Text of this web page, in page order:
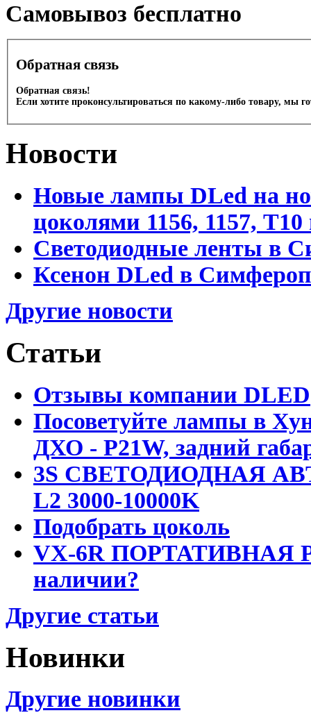
Cамовывоз бесплатно
Обратная связь
Обратная связь!
Если хотите проконсультироваться по какому-либо товару, мы
Новости
Новые лампы DLed на
цоколями 1156, 1157,
Светодиодные ленты в
Ксенон DLed в
Другие новости
Статьи
Отзывы компании DLED
Посоветуйте лампы в
ДХО - P21W, задний
3S СВЕТОДИОДНАЯ
L2 3000-10000K
Подобрать цоколь
VX-6R ПОРТАТИВНАЯ
наличии?
Другие статьи
Новинки
Другие новинки